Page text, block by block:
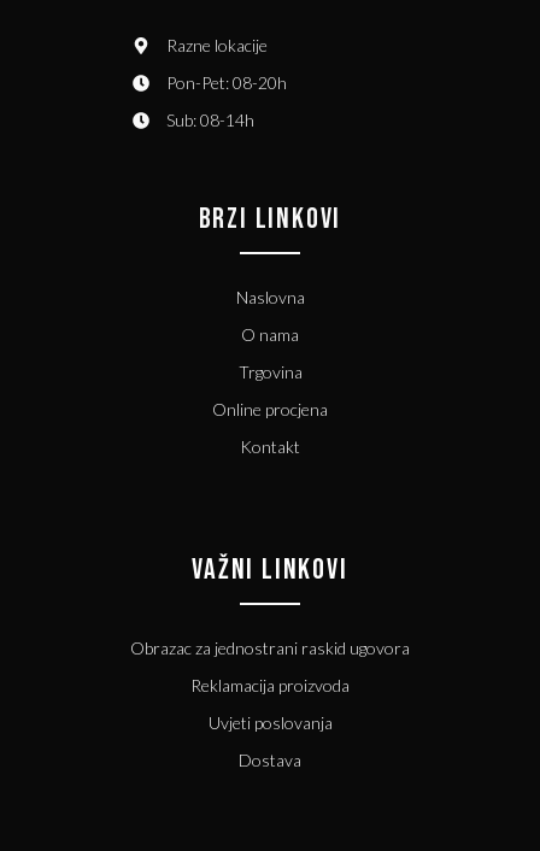
Razne lokacije
Pon-Pet: 08-20h
Sub: 08-14h
BRZI LINKOVI
Naslovna
O nama
Trgovina
Online procjena
Kontakt
VAŽNI LINKOVI
Obrazac za jednostrani raskid ugovora
Reklamacija proizvoda
Uvjeti poslovanja
Dostava